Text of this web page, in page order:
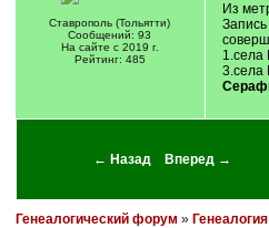
Ставрополь (Тольятти)
Сообщений: 93
На сайте с 2019 г.
Рейтинг: 485
Из
1.села
3.села
← Назад Вперед →
Генеалогический форум »